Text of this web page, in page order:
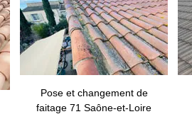
Pose et changement de
faitage 71 Saône-et-Loire